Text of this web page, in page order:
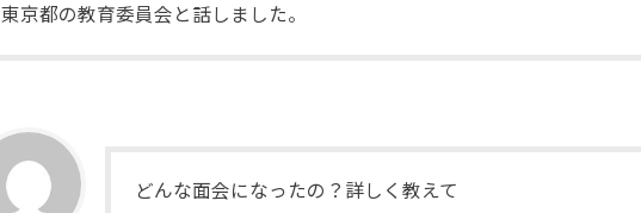
東京都の教育委員会と話しました。
どんな面会になったの？詳しく教えて